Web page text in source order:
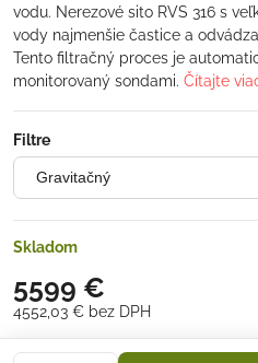
vodu. Nerezové sito RVS 316 s
vody najmenšie častice a
Tento filtračný proces je
monitorovaný sondami. Čítajte
Filtre
Skladom
5599 €
4552,03 € bez DPH